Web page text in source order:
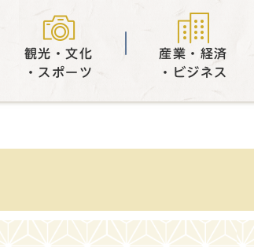
観光・文化
・スポーツ
産業・経済
・ビジネス